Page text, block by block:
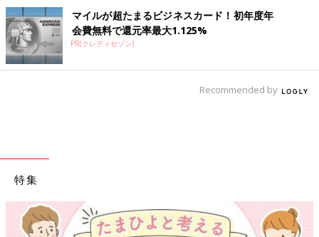
マイルが超たまるビジネスカード！初年度年
会費無料で還元率最大1.125%
PR(クレディセゾン)
Recommended by
特集